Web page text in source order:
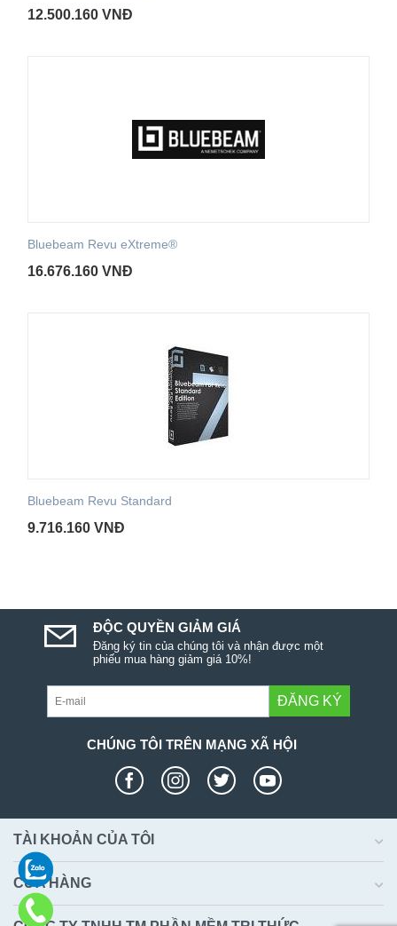
12.500.160 VNĐ
Bluebeam Revu eXtreme®
16.676.160 VNĐ
Bluebeam Revu Standard
9.716.160 VNĐ
ĐỘC QUYỀN GIẢM GIÁ
Đăng ký tin của chúng tôi và nhận được một
phiếu mua hàng giảm giá 10%!
ĐĂNG KÝ
CHÚNG TÔI TRÊN MẠNG XÃ HỘI
TÀI KHOẢN CỦA TÔI
CỬA HÀNG